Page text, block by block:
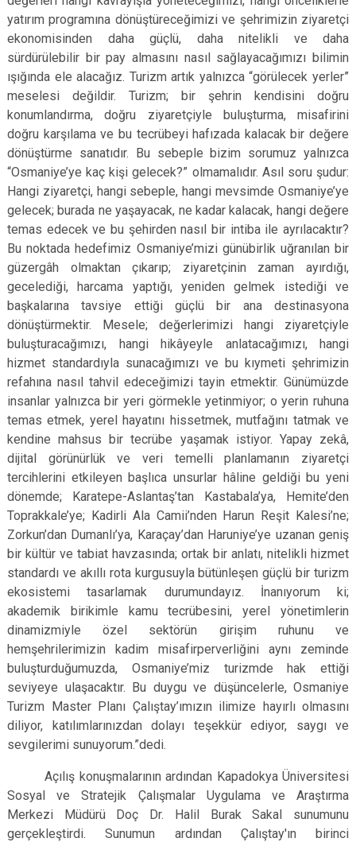
yatırım programına dönüştüreceğimizi ve şehrimizin ziyaretçi
ekonomisinden daha güçlü, daha nitelikli ve daha
sürdürülebilir bir pay almasını nasıl sağlayacağımızı bilimin
ışığında ele alacağız. Turizm artık yalnızca “görülecek yerler”
meselesi değildir. Turizm; bir şehrin kendisini doğru
konumlandırma, doğru ziyaretçiyle buluşturma, misafirini
doğru karşılama ve bu tecrübeyi hafızada kalacak bir değere
dönüştürme sanatıdır. Bu sebeple bizim sorumuz yalnızca
“Osmaniye’ye kaç kişi gelecek?” olmamalıdır. Asıl soru şudur:
Hangi ziyaretçi, hangi sebeple, hangi mevsimde Osmaniye’ye
gelecek; burada ne yaşayacak, ne kadar kalacak, hangi değere
temas edecek ve bu şehirden nasıl bir intiba ile ayrılacaktır?
Bu noktada hedefimiz Osmaniye’mizi günübirlik uğranılan bir
güzergâh olmaktan çıkarıp; ziyaretçinin zaman ayırdığı,
gecelediği, harcama yaptığı, yeniden gelmek istediği ve
başkalarına tavsiye ettiği güçlü bir ana destinasyona
dönüştürmektir. Mesele; değerlerimizi hangi ziyaretçiyle
buluşturacağımızı, hangi hikâyeyle anlatacağımızı, hangi
hizmet standardıyla sunacağımızı ve bu kıymeti şehrimizin
refahına nasıl tahvil edeceğimizi tayin etmektir. Günümüzde
insanlar yalnızca bir yeri görmekle yetinmiyor; o yerin ruhuna
temas etmek, yerel hayatını hissetmek, mutfağını tatmak ve
kendine mahsus bir tecrübe yaşamak istiyor. Yapay zekâ,
dijital görünürlük ve veri temelli planlamanın ziyaretçi
tercihlerini etkileyen başlıca unsurlar hâline geldiği bu yeni
dönemde; Karatepe-Aslantaş’tan Kastabala’ya, Hemite’den
Toprakkale’ye; Kadirli Ala Camii’nden Harun Reşit Kalesi’ne;
Zorkun’dan Dumanlı’ya, Karaçay’dan Haruniye’ye uzanan geniş
bir kültür ve tabiat havzasında; ortak bir anlatı, nitelikli hizmet
standardı ve akıllı rota kurgusuyla bütünleşen güçlü bir turizm
ekosistemi tasarlamak durumundayız. İnanıyorum ki;
akademik birikimle kamu tecrübesini, yerel yönetimlerin
dinamizmiyle özel sektörün girişim ruhunu ve
hemşehrilerimizin kadim misafirperverliğini aynı zeminde
buluşturduğumuzda, Osmaniye’miz turizmde hak ettiği
seviyeye ulaşacaktır. Bu duygu ve düşüncelerle, Osmaniye
Turizm Master Planı Çalıştay’ımızın ilimize hayırlı olmasını
diliyor, katılımlarınızdan dolayı teşekkür ediyor, saygı ve
sevgilerimi sunuyorum.”dedi.
Açılış konuşmalarının ardından Kapadokya Üniversitesi
Sosyal ve Stratejik Çalışmalar Uygulama ve Araştırma
Merkezi Müdürü Doç Dr. Halil Burak Sakal sunumunu
gerçekleştirdi. Sunumun ardından Çalıştay'ın birinci